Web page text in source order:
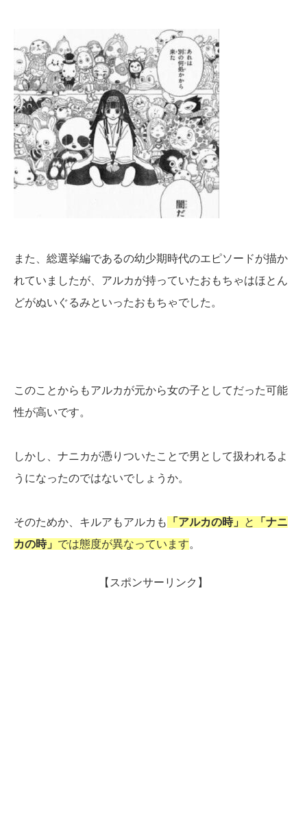
また、総選挙編であるの幼少期時代のエピソードが描か
れていましたが、アルカが持っていたおもちゃはほとん
どがぬいぐるみといったおもちゃでした。
このことからもアルカが元から女の子としてだった可能
性が高いです。
しかし、ナニカが憑りついたことで男として扱われるよ
うになったのではないでしょうか。
そのためか、キルアもアルカも 「アルカの時」 と
「ナニ
カの時」 では態度が異なっています。
【スポンサーリンク】